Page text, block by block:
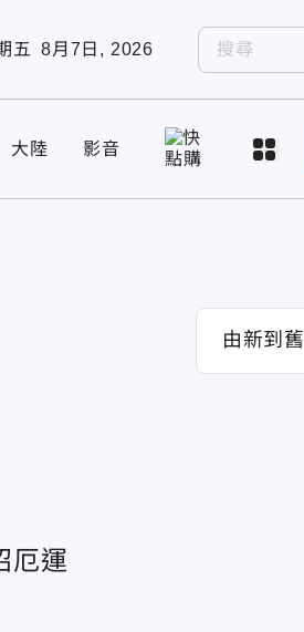
五 8月7日, 2026
大陸 影音
由新到舊
厄運